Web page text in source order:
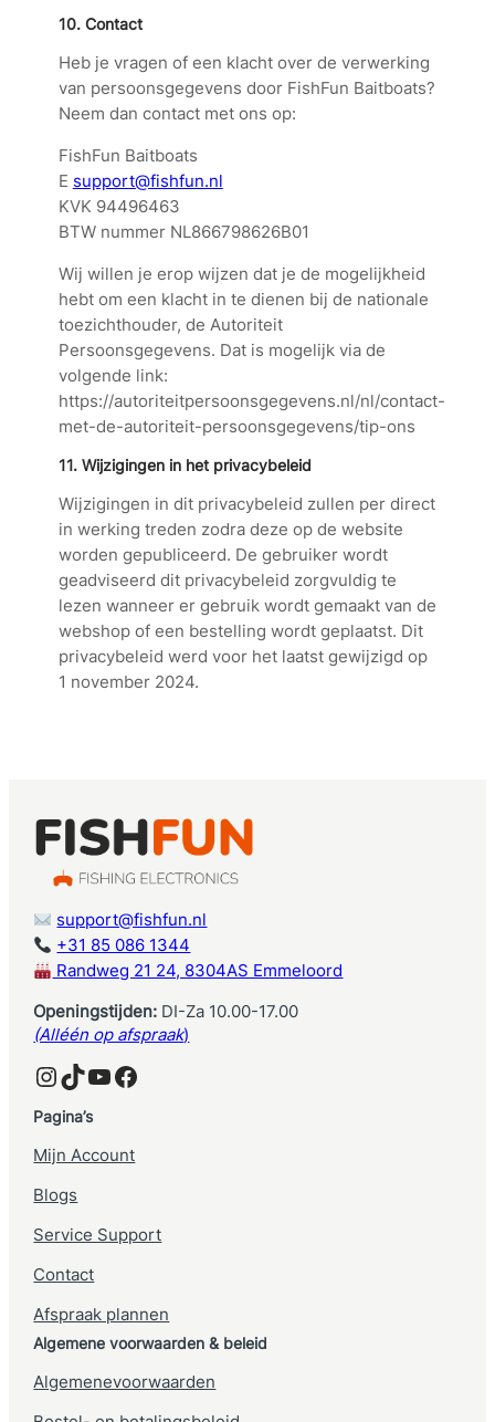
10. Contact
Heb je vragen of een klacht over de verwerking
van persoonsgegevens door FishFun Baitboats?
Neem dan contact met ons op:
FishFun Baitboats
E support@fishfun.nl
KVK 94496463
BTW nummer NL866798626B01
Wij willen je erop wijzen dat je de mogelijkheid
hebt om een klacht in te dienen bij de nationale
toezichthouder, de Autoriteit
Persoonsgegevens. Dat is mogelijk via de
volgende link:
https://autoriteitpersoonsgegevens.nl/nl/contact-
met-de-autoriteit-persoonsgegevens/tip-ons
11. Wijzigingen in het privacybeleid
Wijzigingen in dit privacybeleid zullen per direct
in werking treden zodra deze op de website
worden gepubliceerd. De gebruiker wordt
geadviseerd dit privacybeleid zorgvuldig te
lezen wanneer er gebruik wordt gemaakt van de
webshop of een bestelling wordt geplaatst. Dit
privacybeleid werd voor het laatst gewijzigd op
1 november 2024.
support@fishfun.nl
+31 85 086 1344
Randweg 21 24, 8304AS Emmeloord
Openingstijden: DI-Za 10.00-17.00
(Alléén op afspraak)
InstagramTikTok YouTube Facebook
Pagina’s
Mijn Account
Blogs
Service Support
Contact
Afspraak plannen
Algemene voorwaarden & beleid
Algemenevoorwaarden